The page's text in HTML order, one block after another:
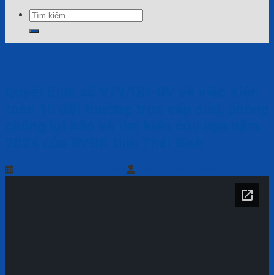
Tìm
kiếm: